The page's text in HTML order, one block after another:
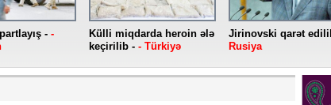
- -
Külli miqdarda heroin ələ
keçirilib - - Türkiyə
Jirinovski qarət
Rusiya